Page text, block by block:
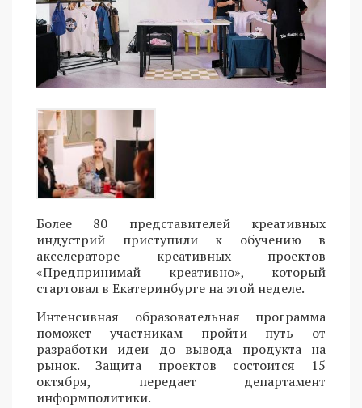
Более 80 представителей креативных
индустрий приступили к обучению в
акселераторе креативных проектов
«Предпринимай креативно», который
стартовал в Екатеринбурге на этой неделе.
Интенсивная образовательная программа
поможет участникам пройти путь от
разработки идеи до вывода продукта на
рынок. Защита проектов состоится 15
октября, передает департамент
информполитики.